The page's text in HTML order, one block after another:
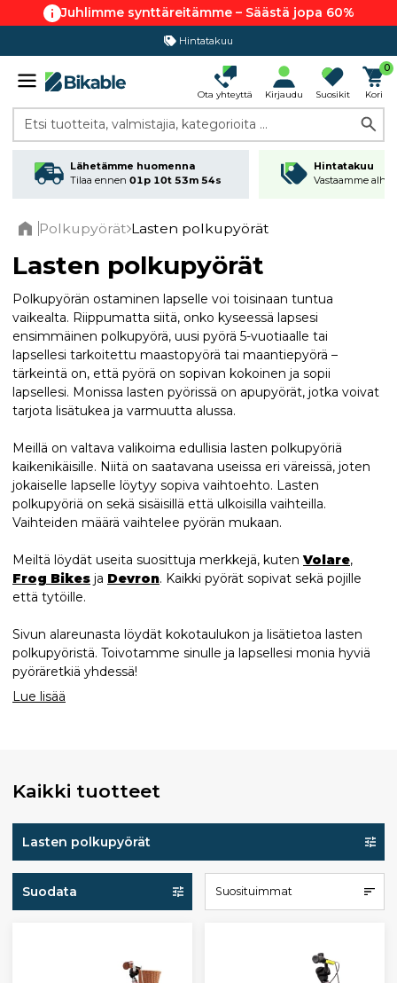
Juhlimme synttäreitämme – Säästä jopa 60%
Hintatakuu
Ota yhteyttä Kirjaudu Suosikit
0
Kori
Etsi tuotteita, valmistajia, kategorioita ...
Lähetämme huomenna
Tilaa ennen 01p 10t 53m 53s
Hintatakuu
Vastaamme
Polkupyörät Lasten polkupyörät
Lasten polkupyörät
Polkupyörän ostaminen lapselle voi toisinaan tuntua
vaikealta. Riippumatta siitä, onko kyseessä lapsesi
ensimmäinen polkupyörä, uusi pyörä 5-vuotiaalle tai
lapsellesi tarkoitettu maastopyörä tai maantiepyörä –
tärkeintä on, että pyörä on sopivan kokoinen ja sopii
lapsellesi. Monissa lasten pyörissä on apupyörät, jotka voivat
tarjota lisätukea ja varmuutta alussa.
Meillä on valtava valikoima edullisia lasten polkupyöriä
kaikenikäisille. Niitä on saatavana useissa eri väreissä, joten
jokaiselle lapselle löytyy sopiva vaihtoehto. Lasten
polkupyöriä on sekä sisäisillä että ulkoisilla vaihteilla.
Vaihteiden määrä vaihtelee pyörän mukaan.
Meiltä löydät useita suosittuja merkkejä, kuten Volare,
Frog Bikes ja Devron. Kaikki pyörät sopivat sekä pojille
että tytöille.
Sivun alareunasta löydät kokotaulukon ja lisätietoa lasten
polkupyöristä. Toivotamme sinulle ja lapsellesi monia hyviä
pyöräretkiä yhdessä!
Lue lisää
Kaikki tuotteet
Lasten polkupyörät
Suodata Suosituimmat